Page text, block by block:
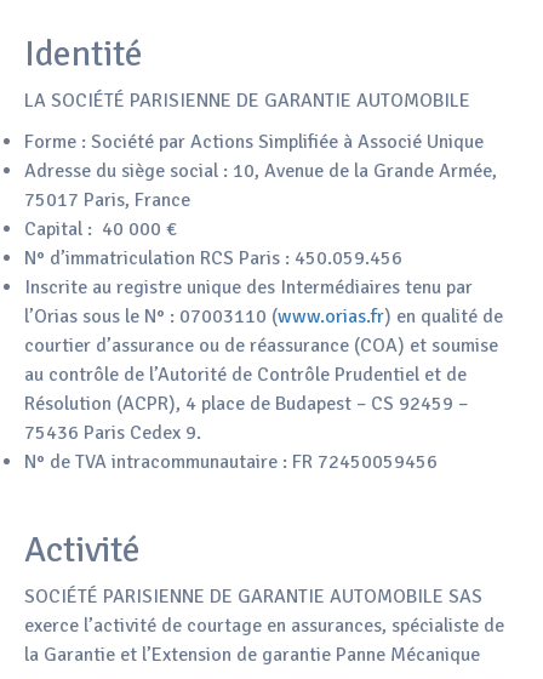
Identité
LA SOCIÉTÉ PARISIENNE DE GARANTIE AUTOMOBILE
Forme : Société par Actions Simplifiée à Associé Unique
Adresse du siège social : 10, Avenue de la Grande Armée,
75017 Paris, France
Capital : 40 000 €
N° d’immatriculation RCS Paris : 450.059.456
Inscrite au registre unique des Intermédiaires tenu par
l’Orias sous le N° : 07003110 (www.orias.fr) en qualité de
courtier d’assurance ou de réassurance (COA) et soumise
au contrôle de l’Autorité de Contrôle Prudentiel et de
Résolution (ACPR), 4 place de Budapest – CS 92459 –
75436 Paris Cedex 9.
N° de TVA intracommunautaire : FR 72450059456
Activité
SOCIÉTÉ PARISIENNE DE GARANTIE AUTOMOBILE SAS
exerce l’activité de courtage en assurances, spécialiste de
la Garantie et l’Extension de garantie Panne Mécanique